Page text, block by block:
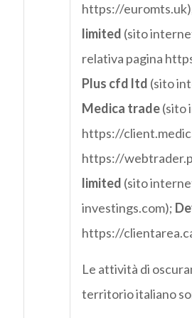
https://
limited (sito
relativa pagina
Plus cfd ltd (sito
Medica trade(sito
https://
https://
limited (sito
investings.com);
https://
Le attività di
territorio italiano